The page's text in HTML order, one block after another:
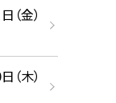
金）
木）